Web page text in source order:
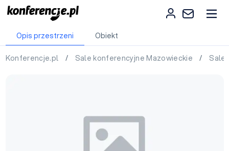
Opis przestrzeni Obiekt
Konferencje.pl / Sale konferencyjne Mazowieckie / Sale